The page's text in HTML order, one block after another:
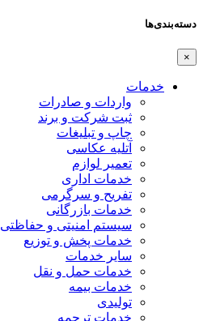
دسته‌بندی‌ها
×
خدمات
واردات و صادرات
ثبت شرکت و برند
چاپ و تبلیغات
آتلیه عکاسی
تعمیر لوازم
خدمات اداری
تفریح و سرگرمی
خدمات بازرگانی
سیستم امنیتی و حفاظتی
خدمات پخش و توزیع
سایر خدمات
خدمات حمل و نقل
خدمات بیمه
تولیدی
خدمات ترجمه